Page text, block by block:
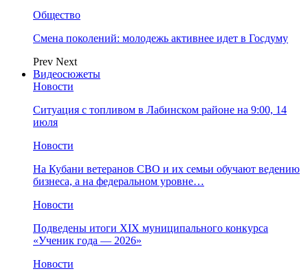
Общество
Смена поколений: молодежь активнее идет в Госдуму
Prev Next
Видеосюжеты
Новости
Ситуация с топливом в Лабинском районе на 9:00, 14
июля
Новости
На Кубани ветеранов СВО и их семьи обучают ведению
бизнеса, а на федеральном уровне…
Новости
Подведены итоги XIX муниципального конкурса
«Ученик года — 2026»
Новости